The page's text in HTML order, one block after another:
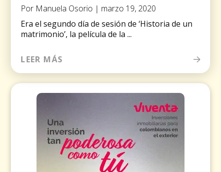
Por Manuela Osorio | marzo 19, 2020
Era el segundo día de sesión de ‘Historia de un
matrimonio’, la película de la ...
LEER MÁS